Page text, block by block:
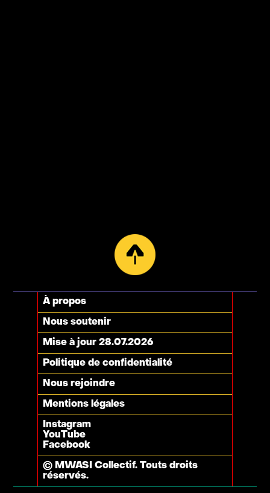
À propos
Nous soutenir
Politique de confidentialité
Mise à jour 28.07.2026
Instagram
YouTube
Facebook
Nous rejoindre
Mentions légales
© MWASI Collectif. Touts droits
réservés.